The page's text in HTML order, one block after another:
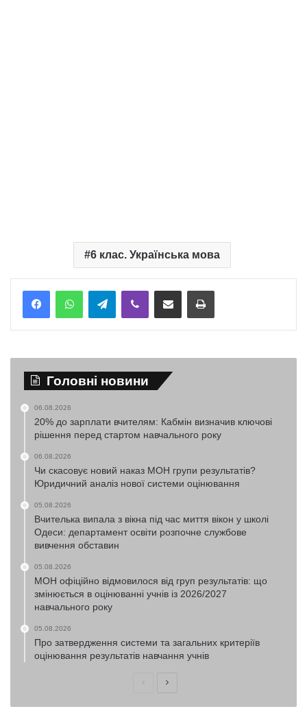
6 клас. Українська мова
TelegramViber Надіслати електронною поштоюНадрукувати
Головні новини
06.08.2026
20% до зарплати вчителям: Кабмін визначив ключові
рішення перед стартом навчального року
06.08.2026
Чи скасовує новий наказ МОН групи результатів?
Юридичний аналіз нової системи оцінювання
05.08.2026
Вчителька випала з вікна під час миття вікон у школі
Одеси: департамент освіти розпочне службове
вивчення обставин
05.08.2026
МОН офіційно відмовилося від груп результатів: що
змінюється в оцінюванні учнів із 2026/2027
навчального року
05.08.2026
Про затвердження системи та загальних критеріїв
оцінювання результатів навчання учнів
ПопередняНаступна